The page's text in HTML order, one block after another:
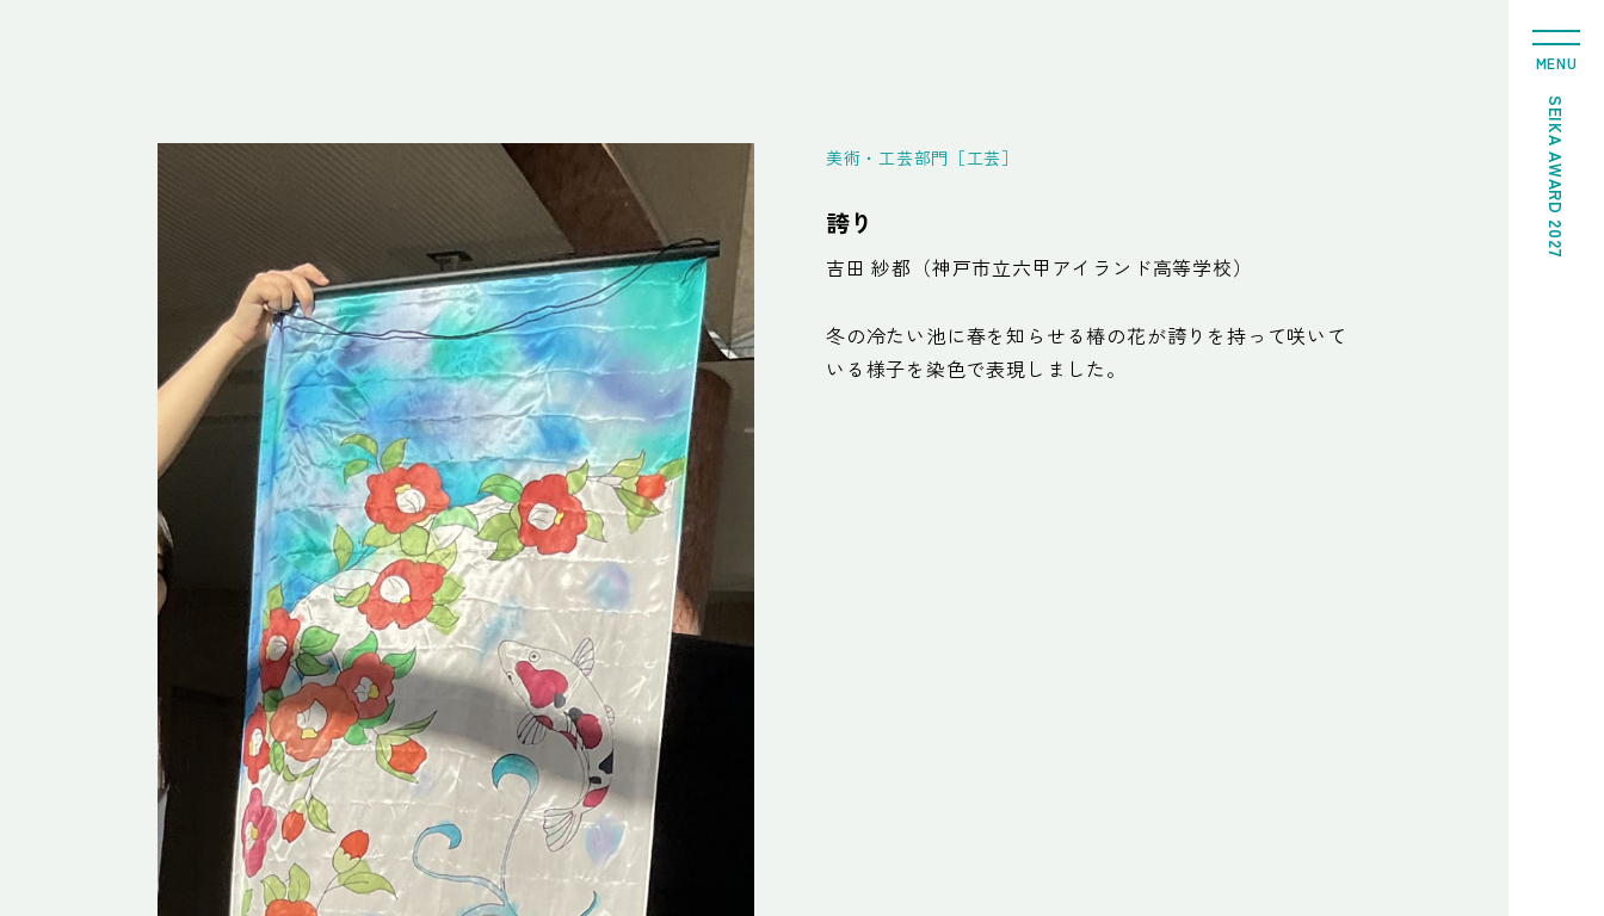
SEIKA AWARD 2027
MENU
美術・工芸部門［工芸］
誇り
吉田 紗都（神戸市立六甲アイランド高等学校）
冬の冷たい池に春を知らせる椿の花が誇りを持って咲いて
いる様子を染色で表現しました。